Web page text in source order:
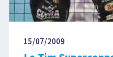
15/07/2009